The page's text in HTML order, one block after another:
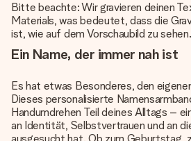
Bitte beachte: Wir gravieren deinen
Materials, was bedeutet, dass die
ist, wie auf dem Vorschaubild zu sehen.
Ein Name, der immer nah ist
Es hat etwas Besonderes, den
Dieses personalisierte
Handumdrehen Teil deines Alltags –
an Identität, Selbstvertrauen und an